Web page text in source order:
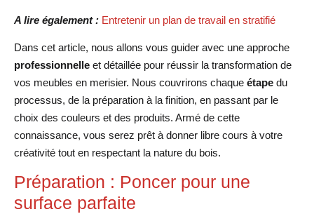
A lire également : Entretenir un plan de travail en stratifié
Dans cet article, nous allons vous guider avec une approche
professionnelle et détaillée pour réussir la transformation de
vos meubles en merisier. Nous couvrirons chaque étape du
processus, de la préparation à la finition, en passant par le
choix des couleurs et des produits. Armé de cette
connaissance, vous serez prêt à donner libre cours à votre
créativité tout en respectant la nature du bois.
Préparation : Poncer pour une
surface parfaite